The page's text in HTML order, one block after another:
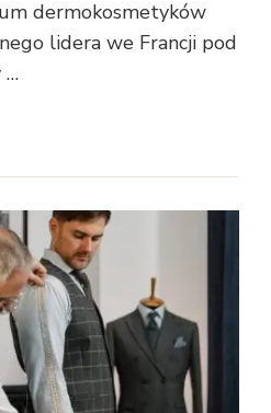
dermokosmetyków
lidera we Francji pod
…